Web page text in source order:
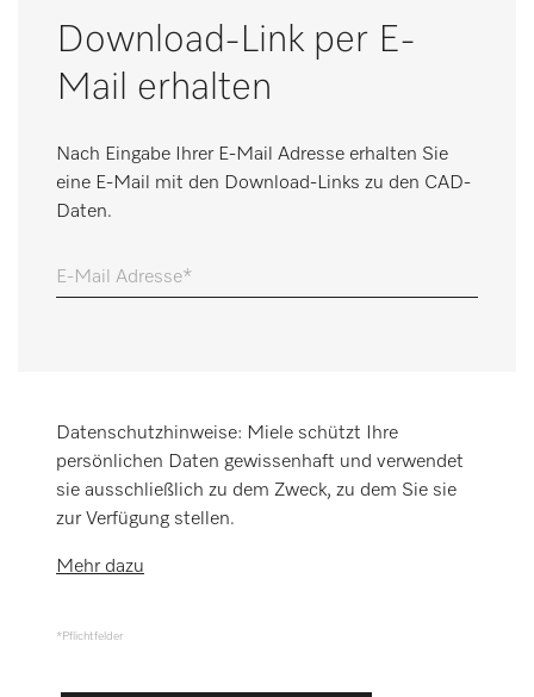
SERVICE & SUPPORT
PRIVATKUNDEN
Suche
Download-Link per E-
Mail erhalten
Nach Eingabe Ihrer E-Mail Adresse erhalten Sie
eine E-Mail mit den Download-Links zu den CAD-
Daten.
E-Mail Adresse
Datenschutzhinweise: Miele schützt Ihre
persönlichen Daten gewissenhaft und verwendet
sie ausschließlich zu dem Zweck, zu dem Sie sie
zur Verfügung stellen.
Mehr dazu
*Pflichtfelder